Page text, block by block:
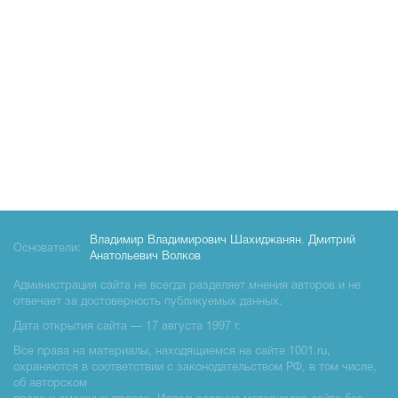
Основатели:
Владимир Владимирович Шахиджанян, Дмитрий
Анатольевич Волков
Администрация сайта не всегда разделяет мнения авторов и не
отвечает за достоверность публикуемых данных.
Дата открытия сайта — 17 августа 1997 г.
Все права на материалы, находящиемся на сайте 1001.ru,
охраняются в соответствии с законодательством РФ, в том числе,
об авторском